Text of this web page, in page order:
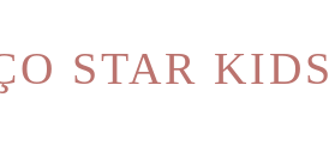
STAR KIDS